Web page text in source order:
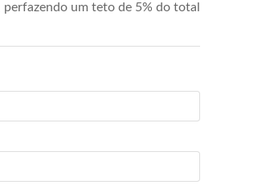
um teto de 5% do total